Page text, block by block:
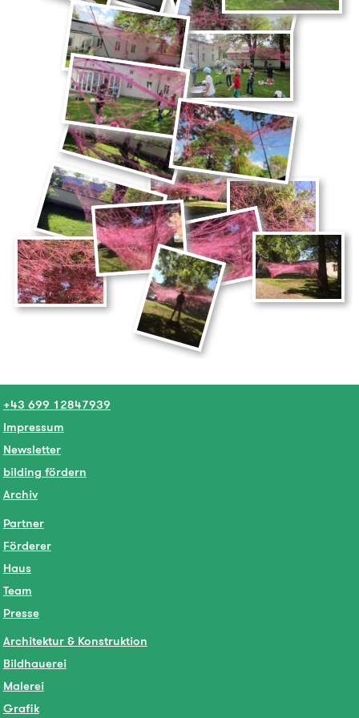
+43 699 12847939
Impressum
Newsletter
bilding fördern
Archiv
Partner
Förderer
Haus
Team
Presse
Architektur & Konstruktion
Bildhauerei
Malerei
Grafik